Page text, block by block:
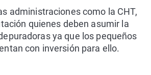
administraciones como la CHT,
quienes deben asumir la
ya que los pequeños
con inversión para ello.